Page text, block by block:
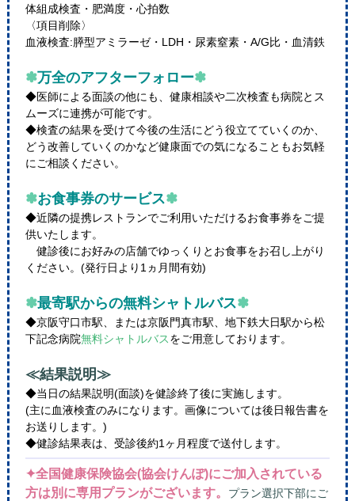
体組成検査・肥満度・心拍数
〈項目削除〉
血液検査:膵型アミラーゼ・LDH・尿素窒素・A/G比・血清鉄
✽万全のアフターフォロー✽
◆医師による面談の他にも、健康相談や二次検査も病院とス
ムーズに連携が可能です。
◆検査の結果を受けて今後の生活にどう役立てていくのか、
どう改善していくのかなど健康面での気になることもお気軽
にご相談ください。
✽お食事券のサービス✽
◆近隣の提携レストランでご利用いただけるお食事券をご提
供いたします。
健診後にお好みの店舗でゆっくりとお食事をお召し上がり
ください。(発行日より1ヵ月間有効)
✽最寄駅からの無料シャトルバス✽
◆京阪守口市駅、または京阪門真市駅、地下鉄大日駅から松
下記念病院無料シャトルバスをご用意しております。
≪結果説明≫
◆当日の結果説明(面談)を健診終了後に実施します。
(主に血液検査のみになります。画像については後日報告書を
お送りします。)
◆健診結果表は、受診後約1ヶ月程度で送付します。
✦全国健康保険協会(協会けんぽ)にご加入されている
方は別に専用プランがございます。 プラン選択下部にご